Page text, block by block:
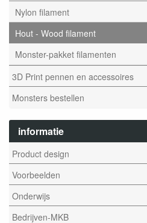
Nylon filament
Hout - Wood filament
Monster-pakket filamenten
3D Print pennen en accessoires
Monsters bestellen
informatie
Product design
Voorbeelden
Onderwijs
Bedrijven-MKB